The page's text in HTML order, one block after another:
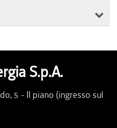
S.p.A.
5 - II piano (ingresso sul